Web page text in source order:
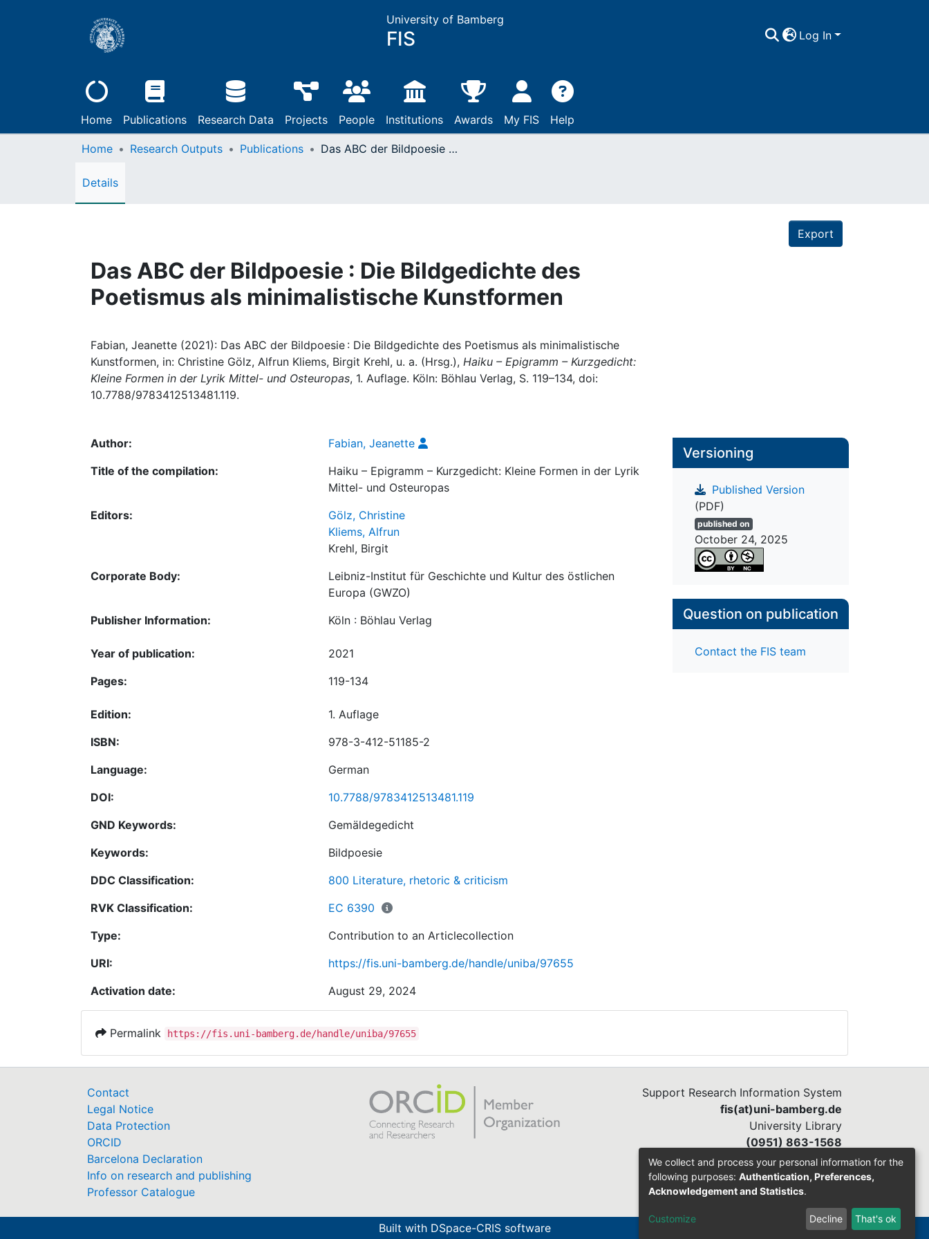
University of Bamberg
FIS Log In
Home Publications Research Data Projects People Institutions Awards My FIS Help
Home Research Outputs Publications Das ABC der Bildpoesie : Die Bildgedichte des Poetismus als minimalistische Kunstformen
Details
Export
Das ABC der Bildpoesie : Die Bildgedichte des
Poetismus als minimalistische Kunstformen
Fabian, Jeanette (2021): Das ABC der Bildpoesie : Die Bildgedichte des Poetismus als minimalistische
Kunstformen, in: Christine Gölz, Alfrun Kliems, Birgit Krehl, u. a. (Hrsg.), Haiku – Epigramm – Kurzgedicht:
Kleine Formen in der Lyrik Mittel- und Osteuropas, 1. Auflage. Köln: Böhlau Verlag, S. 119–134, doi:
10.7788/9783412513481.119.
Author:
Fabian, Jeanette
Title of the compilation:
Haiku – Epigramm – Kurzgedicht: Kleine Formen in der Lyrik
Mittel- und Osteuropas
Editors:
Gölz, Christine
Kliems, Alfrun
Krehl, Birgit
Corporate Body:
Leibniz-Institut für Geschichte und Kultur des östlichen
Europa (GWZO)
Publisher Information:
Köln : Böhlau Verlag
Year of publication:
2021
Pages:
119-134
Edition:
1. Auflage
ISBN:
978-3-412-51185-2
Language:
German
DOI:
10.7788/9783412513481.119
GND Keywords:
Gemäldegedicht
Keywords:
Bildpoesie
DDC Classification:
800 Literature, rhetoric & criticism
RVK Classification:
EC 6390
Type:
Contribution to an Articlecollection
URI:
https://fis.uni-bamberg.de/handle/uniba/97655
Activation date:
August 29, 2024
Versioning
Published Version
(PDF)
published on
October 24, 2025
Question on publication
Contact the FIS team
Permalink https://fis.uni-bamberg.de/handle/uniba/97655
Contact
Legal Notice
Data Protection
ORCID
Barcelona Declaration
Info on research and publishing
Professor Catalogue
Support Research Information System
fis(at)uni-bamberg.de
University Library
(0951) 863-1568
Built with DSpace-CRIS software
We collect and process your personal information for the
following purposes: Authentication, Preferences,
Acknowledgement and Statistics.
Customize Decline That's ok